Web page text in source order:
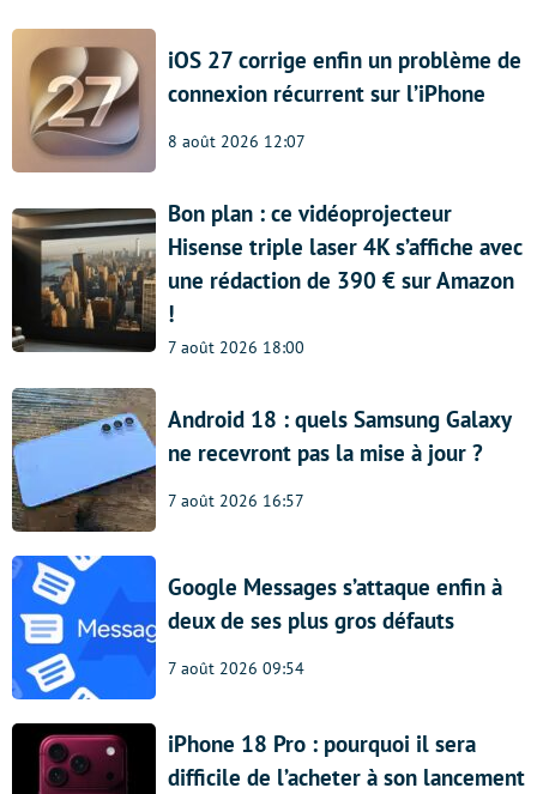
iOS 27 corrige enfin un problème de
connexion récurrent sur l’iPhone
8 août 2026 12:07
Bon plan : ce vidéoprojecteur
Hisense triple laser 4K s’affiche avec
une rédaction de 390 € sur Amazon
!
7 août 2026 18:00
Android 18 : quels Samsung Galaxy
ne recevront pas la mise à jour ?
7 août 2026 16:57
Google Messages s’attaque enfin à
deux de ses plus gros défauts
7 août 2026 09:54
iPhone 18 Pro : pourquoi il sera
difficile de l’acheter à son lancement